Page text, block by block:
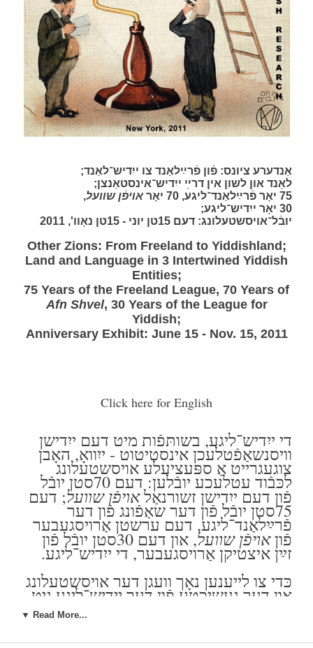
אַנדערע ציונס: פֿון פֿרײַלאַנד צו ייִדיש־לאַנד;
לאַנד און לשון אין דרײַ ייִדיש־אינסטאַנצן;
75 יאָר פֿרײַלאַנד־ליגע, 70 יאָר
אױפֿן שװעל,
30 יאָר ייִדיש־ליגע;
יובֿל־אויסשטעלונג: דעם 15טן יוני - 15טן נאָוו', 2011
Other Zions: From Freeland to Yiddishland;
Land and Language in 3 Intertwined Yiddish
Entities;
75 Years of the Freeland League, 70 Years of
Afn Shvel, 30 Years of the League for
Yiddish;
Anniversary Exhibit: June 15 - Nov. 15, 2011
Click here for English
די ייִדיש־ליגע, בשותּפֿות מיט דעם ייִדישן
וויסנשאַפֿטלעכן אינסטיטוט - ייִוואָ, האָבן
צוגעגרייט אַ ספּעציעלע אויסשטעלונג
לכּבֿוד עטלעכע יובֿלען: דעם 70סטן יובֿל
פֿון דעם ייִדישן זשורנאַלאויפֿן שוועל; דעם
75סטן יובֿל פֿון דער שאַפֿונג פֿון דער
פֿרײַלאַנד־ליגע, דעם ערשטן אַרויסגעבער
פֿוןאויפֿן שוועל , און דעם 30סטן יובֿל פֿון
זײַן איצטיקן אַרויסגעבער, די ייִדיש־ליגע.
כּדי צו לייענען נאָך וועגן דער אויסשטעלונג
און דער געשיכטע פֿון דער ייִדיש־ליגע גיט
די אויסשטעלונג וועט מען קענען זען ביז
▼ Read More...